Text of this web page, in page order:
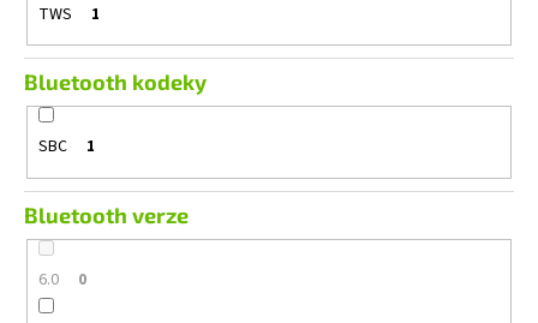
TWS 1
Bluetooth kodeky
SBC 1
Bluetooth verze
6.0 0